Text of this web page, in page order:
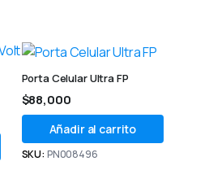
Porta Celular Ultra FP
$88,000
Añadir al carrito
SKU: PN008496